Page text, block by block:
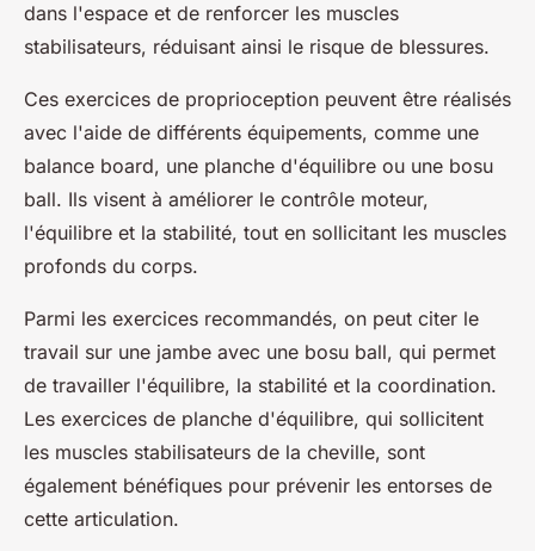
dans l'espace et de renforcer les muscles
stabilisateurs, réduisant ainsi le risque de blessures.
Ces exercices de proprioception peuvent être réalisés
avec l'aide de différents équipements, comme une
balance board, une planche d'équilibre ou une bosu
ball. Ils visent à améliorer le contrôle moteur,
l'équilibre et la stabilité, tout en sollicitant les muscles
profonds du corps.
Parmi les exercices recommandés, on peut citer le
travail sur une jambe avec une bosu ball, qui permet
de travailler l'équilibre, la stabilité et la coordination.
Les exercices de planche d'équilibre, qui sollicitent
les muscles stabilisateurs de la cheville, sont
également bénéfiques pour prévenir les entorses de
cette articulation.